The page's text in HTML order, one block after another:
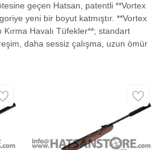
geçen Hatsan, patentli **Vortex
yeni bir boyut katmıştır. **Vortex
Havalı Tüfekler**; standart
daha sessiz çalışma, uzun ömür